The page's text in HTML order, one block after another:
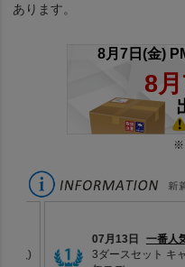
あります。
※